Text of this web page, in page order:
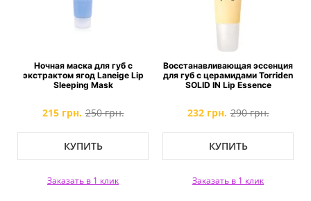
Ночная маска для губ с
экстрактом ягод Laneige Lip
Sleeping Mask
215 грн. 250 грн.
КУПИТЬ
Заказать в 1 клик
Восстанавливающая эссенция
для губ с церамидами Torriden
SOLID IN Lip Essence
232 грн. 290 грн.
КУПИТЬ
Заказать в 1 клик